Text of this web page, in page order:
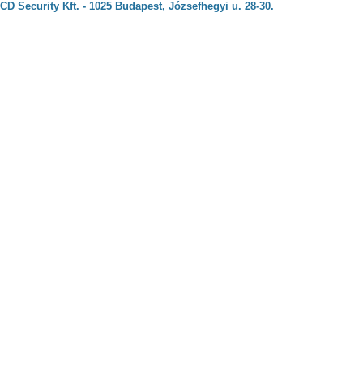
CD Security Kft. - 1025 Budapest, Józsefhegyi u. 28-30.